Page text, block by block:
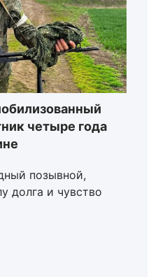
четыре года
позывной,
долга и чувство